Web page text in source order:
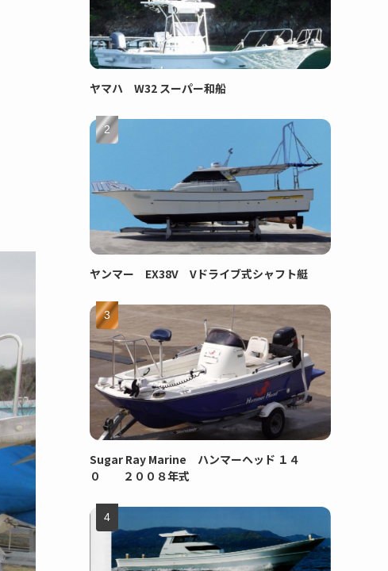
ヤマハ W32 スーパー和船
ヤンマー EX38V Vドライブ式シャフト艇
Sugar Ray Marine ハンマーヘッド １４
０ ２００８年式